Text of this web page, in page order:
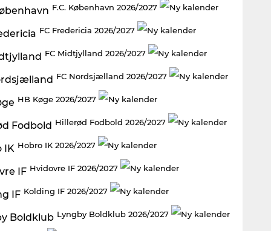
F.C. København 2026/2027
FC Fredericia 2026/2027
FC Midtjylland 2026/2027
FC Nordsjælland 2026/2027
HB Køge 2026/2027
Hillerød Fodbold 2026/2027
Hobro IK 2026/2027
Hvidovre IF 2026/2027
Kolding IF 2026/2027
Lyngby Boldklub 2026/2027